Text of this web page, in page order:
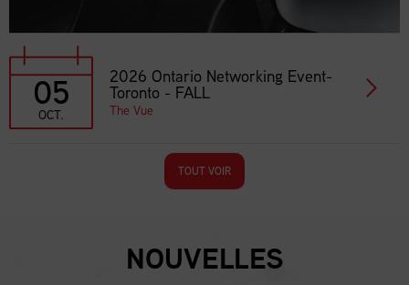
05
OCT.
2026 Ontario Networking Event-
Toronto - FALL
The Vue
TOUT VOIR
NOUVELLES